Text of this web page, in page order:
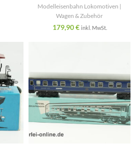
Modelleisenbahn Lokomotiven |
Wagen & Zubehör
179,90€ inkl. MwSt.